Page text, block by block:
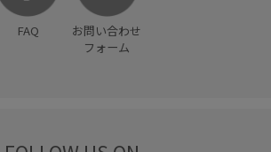
FAQ
お問い合わせ
フォーム